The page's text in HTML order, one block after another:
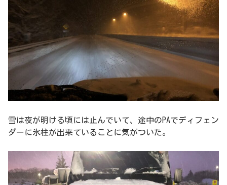
雪は夜が明ける頃には止んでいて、途中のPAでディフェン
ダーに氷柱が出来ていることに気がついた。